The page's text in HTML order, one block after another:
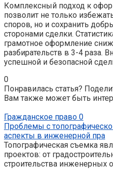
Комплексный подход к
позволит не только
споров, но и сохранить
сторонами сделки.
грамотное оформление
разбирательств в 3-4 раза.
успешной и безопасной
0
Понравилась статья?
Вам также может быть
Гражданское право 0
Проблемы с
аспекты в инженерной пра
Топографическая съемка
проектов: от
строительства инженерных